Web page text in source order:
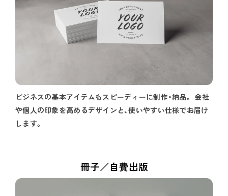
ビジネスの基本アイテムもスピーディーに制作・納品。 会社
や個人の印象を高めるデザインと、使いやすい仕様でお届け
します。
冊子／自費出版